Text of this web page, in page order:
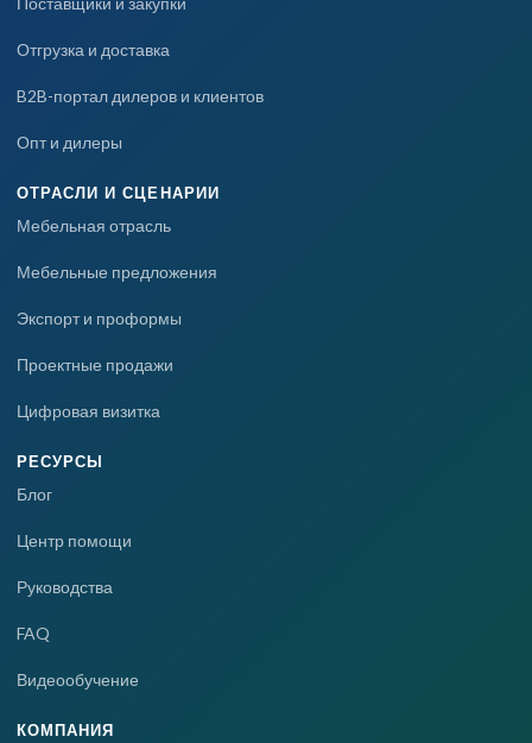
Отгрузка и доставка
B2B-портал дилеров и клиентов
Опт и дилеры
ОТРАСЛИ И СЦЕНАРИИ
Мебельная отрасль
Мебельные предложения
Экспорт и проформы
Проектные продажи
Цифровая визитка
РЕСУРСЫ
Блог
Центр помощи
Руководства
FAQ
Видеообучение
КОМПАНИЯ